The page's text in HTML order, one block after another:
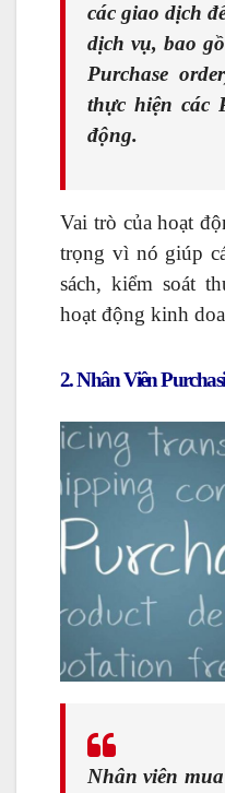
các giao dịch
dịch vụ, bao
Purchase
thực hiện các
động.
Vai trò của hoạt
trọng vì nó giúp
sách, kiểm soát
hoạt động kinh
2. Nhân Viên
Nhân viên